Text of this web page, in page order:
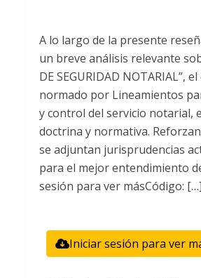
A lo largo de la presente
un breve análisis relevante
DE SEGURIDAD NOTARIAL”,
normado por Lineamientos
y control del servicio notarial,
doctrina y normativa.
se adjuntan jurisprudencias
para el mejor entendimiento
sesión para ver másCódigo: […]
Iniciar sesión para ver